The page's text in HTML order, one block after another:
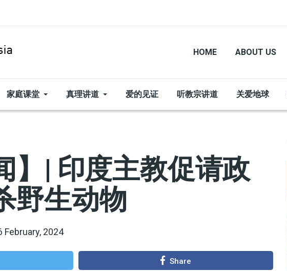
HOME ABOUT US
家庭课堂 真理讲道 爱的见证 听教宗讲道 关爱地球
】| 印度主教促请政
野生动物
February, 2024
Share